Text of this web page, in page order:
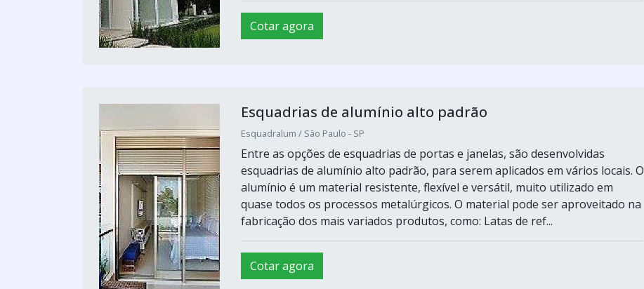
Cotar agora
Esquadrias de alumínio alto padrão
Esquadralum / São Paulo - SP
Entre as opções de esquadrias de portas e janelas, são desenvolvidas
esquadrias de alumínio alto padrão, para serem aplicados em vários locais. O
alumínio é um material resistente, flexível e versátil, muito utilizado em
quase todos os processos metalúrgicos. O material pode ser aproveitado na
fabricação dos mais variados produtos, como: Latas de ref...
Cotar agora